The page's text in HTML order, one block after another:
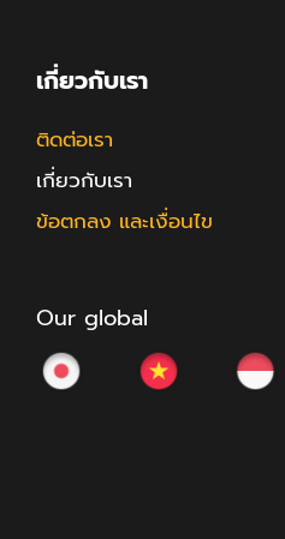
เกี่ยวกับเรา
ติดต่อเรา
เกี่ยวกับเรา
ข้อตกลง และเงื่อนไข
Our global